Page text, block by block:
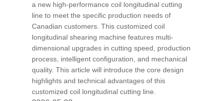
a new high-performance coil longitudinal cutting
line to meet the specific production needs of
Canadian customers. This customized coil
longitudinal shearing machine features multi-
dimensional upgrades in cutting speed, production
process, intelligent configuration, and mechanical
quality. This article will introduce the core design
highlights and technical advantages of this
customized coil longitudinal cutting line.